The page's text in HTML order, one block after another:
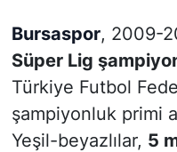
Bursaspor, 2009-
Süper Lig
Türkiye Futbol
şampiyonluk primi
Yeşil-beyazlılar, 5